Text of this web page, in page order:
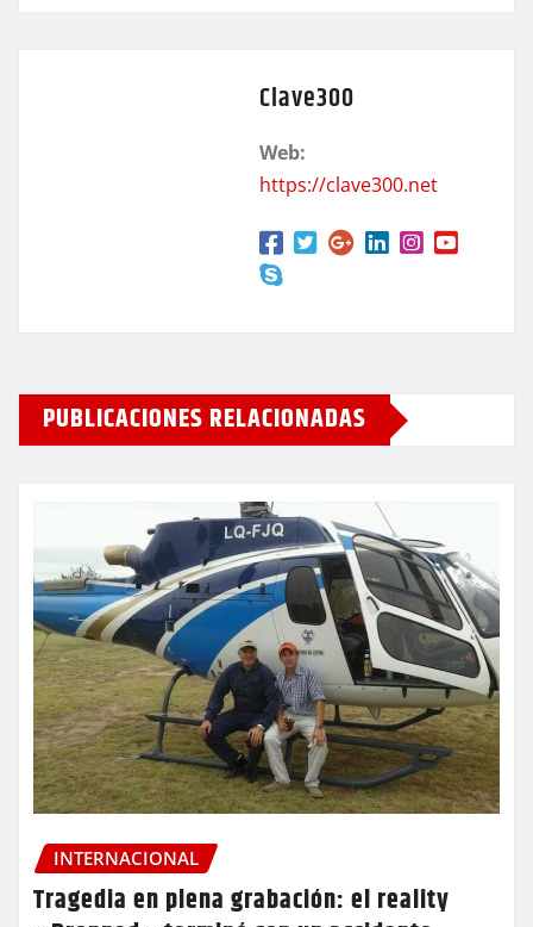
Clave300
Web:
https://clave300.net
PUBLICACIONES RELACIONADAS
INTERNACIONAL
Tragedia en plena grabación: el reality